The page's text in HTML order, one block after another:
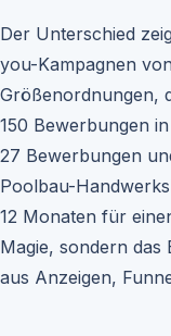
Der Unterschied
you-Kampagnen
Größenordnungen,
150 Bewerbungen
27 Bewerbungen
Poolbau-
12 Monaten für
Magie, sondern das
aus Anzeigen,